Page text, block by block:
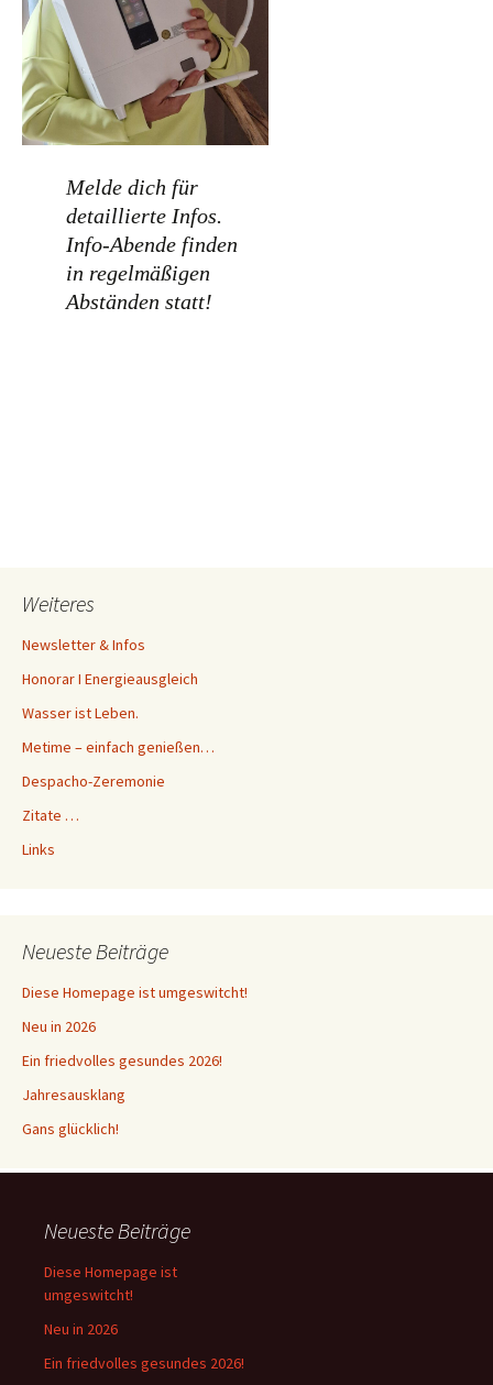
Melde dich für
detaillierte Infos.
Info-Abende finden
in regelmäßigen
Abständen statt!
Weiteres
Newsletter & Infos
Honorar I Energieausgleich
Wasser ist Leben.
Metime – einfach genießen…
Despacho-Zeremonie
Zitate …
Links
Neueste Beiträge
Diese Homepage ist umgeswitcht!
Neu in 2026
Ein friedvolles gesundes 2026!
Jahresausklang
Gans glücklich!
Neueste Beiträge
Diese Homepage ist
umgeswitcht!
Neu in 2026
Ein friedvolles gesundes 2026!